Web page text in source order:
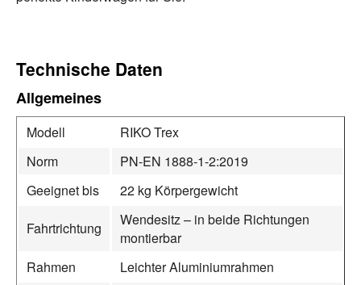
Technische Daten
Allgemeines
Modell
RIKO Trex
Norm
PN-EN 1888-1-2:2019
Geeignet bis
22 kg Körpergewicht
Fahrtrichtung
Wendesitz – in beide Richtungen
montierbar
Rahmen
Leichter Aluminiumrahmen